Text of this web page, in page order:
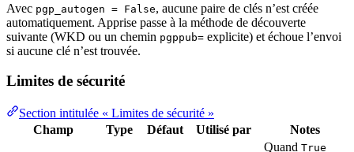
Avec pgp_autogen = False, aucune paire de clés n’est créée
automatiquement. Apprise passe à la méthode de découverte
suivante (WKD ou un chemin pgppub= explicite) et échoue l’envoi
si aucune clé n’est trouvée.
Limites de sécurité
Section intitulée « Limites de sécurité »
Champ
Type Défaut Utilisé par Notes
Quand True